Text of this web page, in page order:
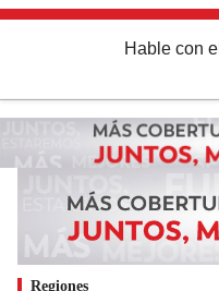
Hable con el
Regiones